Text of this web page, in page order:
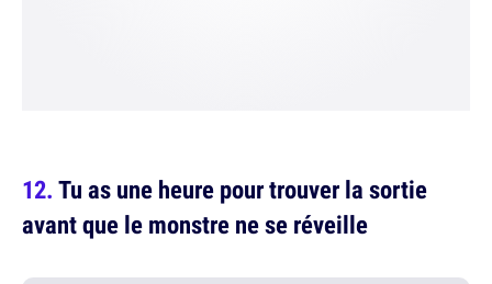
Tu as une heure pour trouver la sortie
avant que le monstre ne se réveille